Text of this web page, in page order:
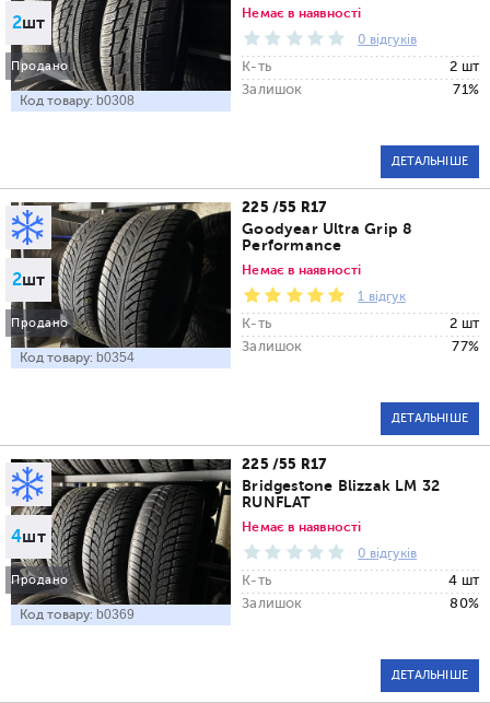
2шт
Продано
Код товару: b0308
Немає в наявності
0 відгуків
К-ть
2 шт
Залишок
71%
ДЕТАЛЬНІШЕ
2шт
Продано
Код товару: b0354
225 /55 R17
Goodyear Ultra Grip 8
Performance
Немає в наявності
1 відгук
К-ть
2 шт
Залишок
77%
ДЕТАЛЬНІШЕ
4шт
Продано
Код товару: b0369
225 /55 R17
Bridgestone Blizzak LM 32
RUNFLAT
Немає в наявності
0 відгуків
К-ть
4 шт
Залишок
80%
ДЕТАЛЬНІШЕ